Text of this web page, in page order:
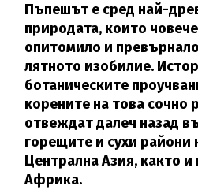
Пъпешът е сред най-
природата, които
опитомило и
лятното изобилие.
ботаническите
корените на това сочно
отвеждат далеч назад
горещите и сухи райони
Централна Азия, както и
Африка.